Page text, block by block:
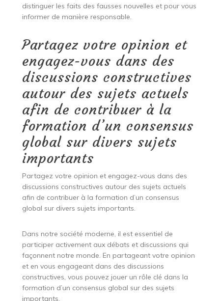
distinguer les faits des fausses nouvelles et pour vous
informer de manière responsable.
Partagez votre opinion et
engagez-vous dans des
discussions constructives
autour des sujets actuels
afin de contribuer à la
formation d’un consensus
global sur divers sujets
importants
Partagez votre opinion et engagez-vous dans des
discussions constructives autour des sujets actuels
afin de contribuer à la formation d’un consensus
global sur divers sujets importants.
Dans notre société moderne, il est essentiel de
participer activement aux débats et discussions qui
façonnent notre monde. En partageant votre opinion
et en vous engageant dans des discussions
constructives, vous pouvez jouer un rôle clé dans la
formation d’un consensus global sur des sujets
importants.